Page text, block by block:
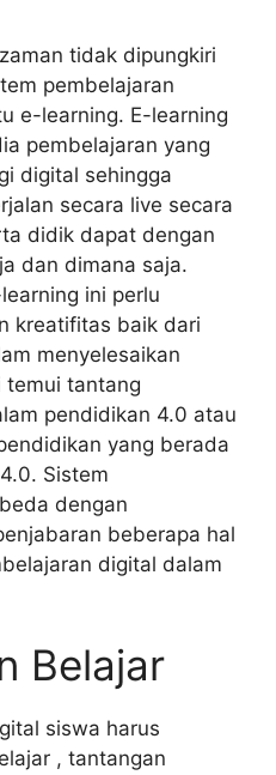
tidak dipungkiri
pembelajaran
e-learning. E-learning
pembelajaran yang
digital sehingga
secara live secara
didik dapat dengan
dan dimana saja.
ini perlu
kreatifitas baik dari
menyelesaikan
temui tantang
pendidikan 4.0 atau
yang berada
Sistem
dengan
beberapa hal
digital dalam
Belajar
siswa harus
, tantangan